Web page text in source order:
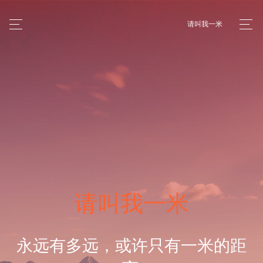
请叫我一米
请叫我一米
永远有多远，或许只有一米的距